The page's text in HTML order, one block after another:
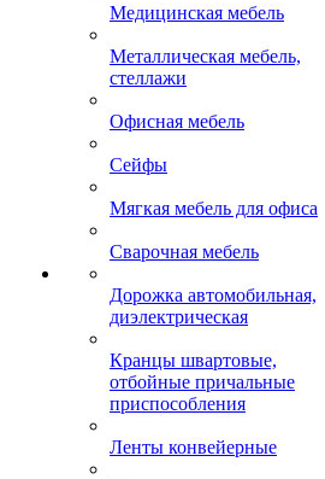
Медицинская мебель
Металлическая мебель,
стеллажи
Офисная мебель
Сейфы
Мягкая мебель для офиса
Сварочная мебель
Дорожка автомобильная,
диэлектрическая
Кранцы швартовые,
отбойные причальные
приспособления
Ленты конвейерные